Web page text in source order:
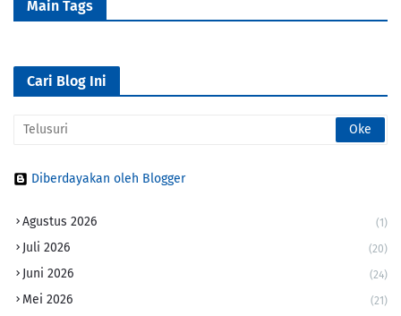
Main Tags
Cari Blog Ini
Diberdayakan oleh Blogger
Agustus 2026 (1)
Juli 2026 (20)
Juni 2026 (24)
Mei 2026 (21)